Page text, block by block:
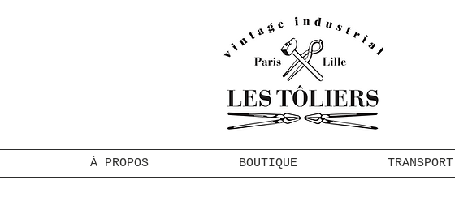
À PROPOS BOUTIQUE TRANSPORT